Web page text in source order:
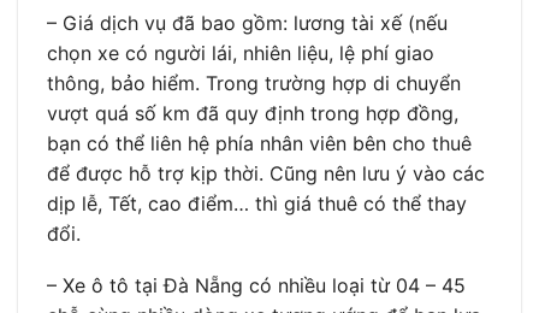
– Giá dịch vụ đã bao gồm: lương tài xế (nếu
chọn xe có người lái, nhiên liệu, lệ phí giao
thông, bảo hiểm. Trong trường hợp di chuyển
vượt quá số km đã quy định trong hợp đồng,
bạn có thể liên hệ phía nhân viên bên cho thuê
để được hỗ trợ kịp thời. Cũng nên lưu ý vào các
dịp lễ, Tết, cao điểm… thì giá thuê có thể thay
đổi.
– Xe ô tô tại Đà Nẵng có nhiều loại từ 04 – 45